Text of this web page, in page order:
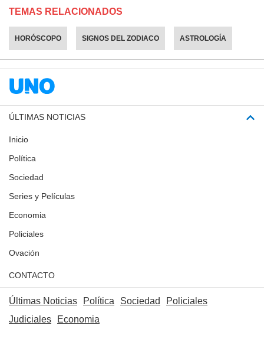
TEMAS RELACIONADOS
HORÓSCOPO SIGNOS DEL ZODIACO ASTROLOGÍA
ÚLTIMAS NOTICIAS
Inicio
Política
Sociedad
Series y Películas
Economia
Policiales
Ovación
CONTACTO
Últimas Noticias Política Sociedad
Policiales
Judiciales
Economia